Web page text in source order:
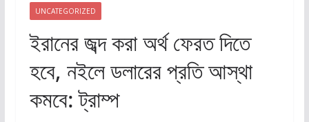
UNCATEGORIZED
ইরানের জব্দ করা অর্থ ফেরত দিতে
হবে, নইলে ডলারের প্রতি আস্থা
কমবে: ট্রাম্প